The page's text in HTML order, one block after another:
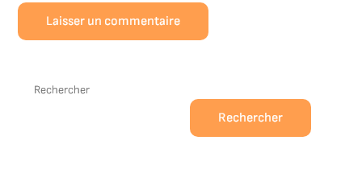
Rechercher
Rechercher